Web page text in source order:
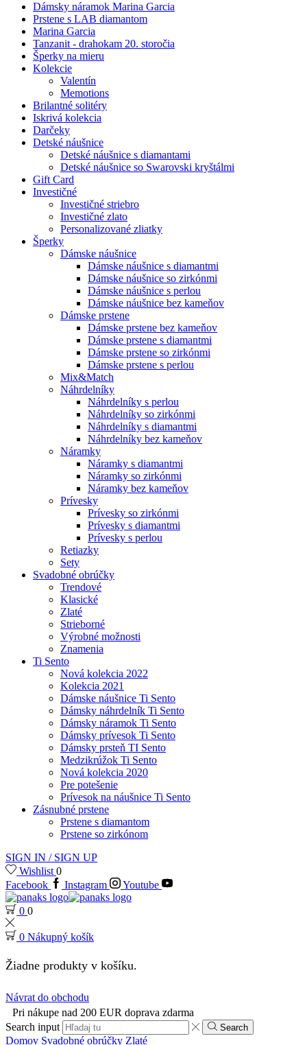
Dámsky náramok Marina Garcia
Prstene s LAB diamantom
Marina Garcia
Tanzanit - drahokam 20. storočia
Šperky na mieru
Kolekcie
Valentín
Memotions
Brilantné solitéry
Iskrivá kolekcia
Darčeky
Detské náušnice
Detské náušnice s diamantami
Detské náušnice so Swarovski kryštálmi
Gift Card
Investičné
Investičné striebro
Investičné zlato
Personalizované zliatky
Šperky
Dámske náušnice
Dámske náušnice s diamantmi
Dámske náušnice so zirkónmi
Dámske náušnice s perlou
Dámske náušnice bez kameňov
Dámske prstene
Dámske prstene bez kameňov
Dámske prstene s diamantmi
Dámske prstene so zirkónmi
Dámske prstene s perlou
Mix&Match
Náhrdelníky
Náhrdelníky s perlou
Náhrdelníky so zirkónmi
Náhrdelníky s diamantmi
Náhrdelníky bez kameňov
Náramky
Náramky s diamantmi
Náramky so zirkónmi
Náramky bez kameňov
Prívesky
Prívesky so zirkónmi
Prívesky s diamantmi
Prívesky s perlou
Retiazky
Sety
Svadobné obrúčky
Trendové
Klasické
Zlaté
Strieborné
Výrobné možnosti
Znamenia
Ti Sento
Nová kolekcia 2022
Kolekcia 2021
Dámske náušnice Ti Sento
Dámsky náhrdelník Ti Sento
Dámsky náramok Ti Sento
Dámsky prívesok Ti Sento
Dámsky prsteň TI Sento
Medzikrúžok Ti Sento
Nová kolekcia 2020
Pre potešenie
Prívesok na náušnice Ti Sento
Zásnubné prstene
Prstene s diamantom
Prstene so zirkónom
SIGN IN / SIGN UP
Wishlist 0
Facebook
Instagram Youtube
0 0
0 Nákupný košík
Žiadne produkty v košíku.
Návrat do obchodu
Pri nákupe nad 200 EUR doprava zdarma
Search input
Search
Domov Svadobné obrúčky Zlaté